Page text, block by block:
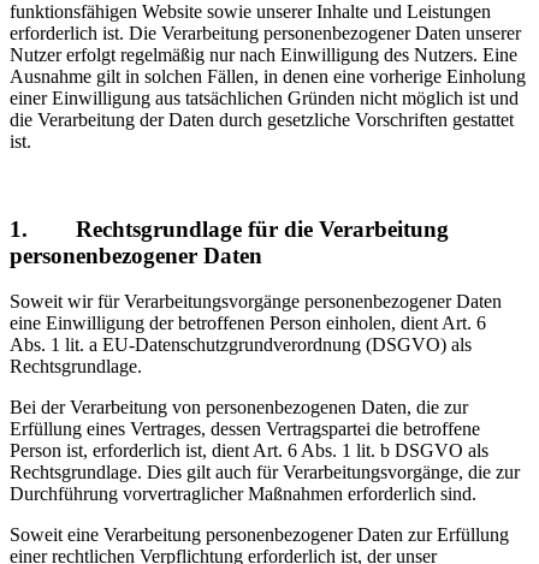
funktionsfähigen Website sowie unserer Inhalte und Leistungen
erforderlich ist. Die Verarbeitung personenbezogener Daten unserer
Nutzer erfolgt regelmäßig nur nach Einwilligung des Nutzers. Eine
Ausnahme gilt in solchen Fällen, in denen eine vorherige Einholung
einer Einwilligung aus tatsächlichen Gründen nicht möglich ist und
die Verarbeitung der Daten durch gesetzliche Vorschriften gestattet
ist.
1. Rechtsgrundlage für die Verarbeitung
personenbezogener Daten
Soweit wir für Verarbeitungsvorgänge personenbezogener Daten
eine Einwilligung der betroffenen Person einholen, dient Art. 6
Abs. 1 lit. a EU-Datenschutzgrundverordnung (DSGVO) als
Rechtsgrundlage.
Bei der Verarbeitung von personenbezogenen Daten, die zur
Erfüllung eines Vertrages, dessen Vertragspartei die betroffene
Person ist, erforderlich ist, dient Art. 6 Abs. 1 lit. b DSGVO als
Rechtsgrundlage. Dies gilt auch für Verarbeitungsvorgänge, die zur
Durchführung vorvertraglicher Maßnahmen erforderlich sind.
Soweit eine Verarbeitung personenbezogener Daten zur Erfüllung
einer rechtlichen Verpflichtung erforderlich ist, der unser